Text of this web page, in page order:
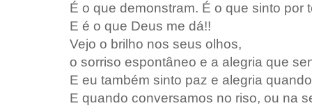
É o que demonstram. É o que sinto por
E é o que Deus me dá!!
Vejo o brilho nos seus olhos,
o sorriso espontâneo e a alegria que
E eu também sinto paz e alegria
E quando conversamos no riso, ou na